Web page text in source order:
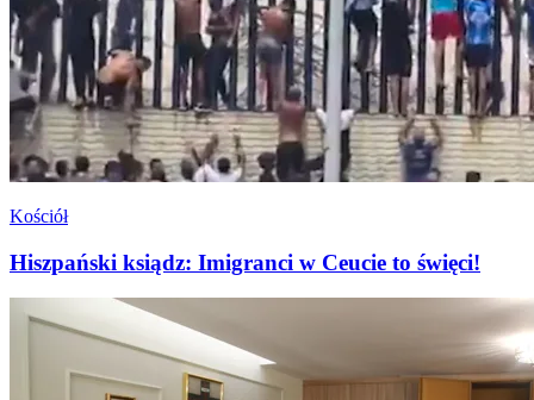
Kościół
Hiszpański ksiądz: Imigranci w Ceucie to święci!